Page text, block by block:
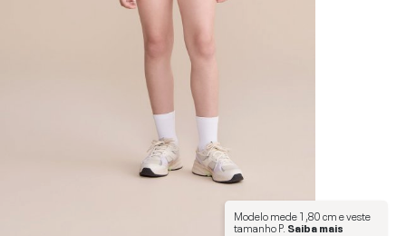
Modelo mede1,80 cme veste
tamanhoP. Saiba mais